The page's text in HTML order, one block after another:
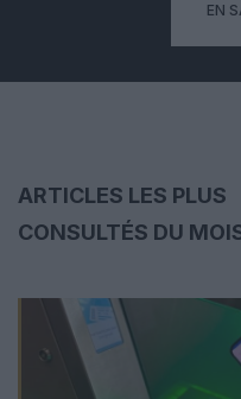
EN
ARTICLES LES PLUS
CONSULTÉS DU